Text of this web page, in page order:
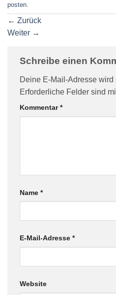
posten
← Zurück
Weiter →
Schreibe einen
Deine E-Mail-Adresse wird
Erforderliche Felder sind
Kommentar*
Name *
E-Mail-Adresse *
Website